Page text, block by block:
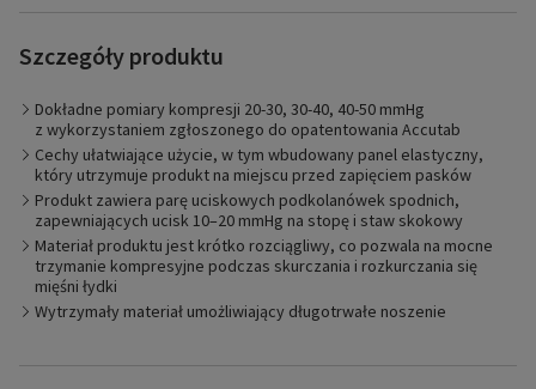
Szczegóły produktu
Dokładne pomiary kompresji 20-30, 30-40, 40-50 mmHg
z wykorzystaniem zgłoszonego do opatentowania Accutab
Cechy ułatwiające użycie, w tym wbudowany panel elastyczny,
który utrzymuje produkt na miejscu przed zapięciem pasków
Produkt zawiera parę uciskowych podkolanówek spodnich,
zapewniających ucisk 10–20 mmHg na stopę i staw skokowy
Materiał produktu jest krótko rozciągliwy, co pozwala na mocne
trzymanie kompresyjne podczas skurczania i rozkurczania się
mięśni łydki
Wytrzymały materiał umożliwiający długotrwałe noszenie
z chorobami żylnymi i limfatycznymi. Dla pacjentów
z przewlekłą niewydolnością żylną powodującą żylne
owrzodzenia nóg lub dla pacjentów z przewlekłym obrzękiem
produkt jest łatwy w użyciu i pomaga w ich leczeniu. Osoby
z obrzękiem limfatycznym, aktywnie pracujące nad poprawą
swojego stanu zdrowia, odnajdą odpowiedni materiał, a
wspomagające cechy aplikacyjne Compreflex są idealne do
leczenia choroby.